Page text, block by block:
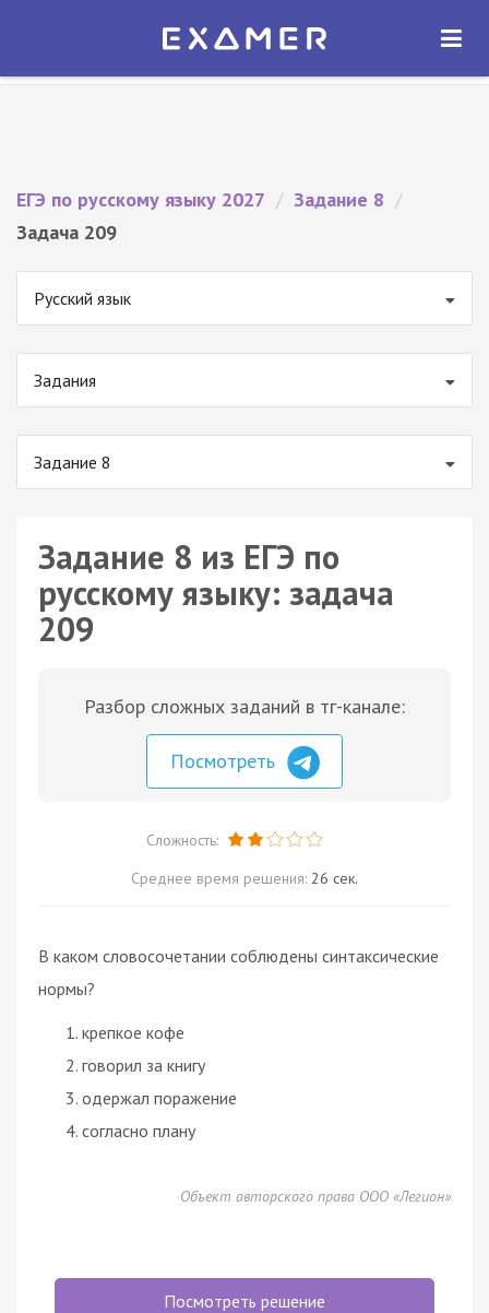
Экзамер — ЕГЭ 2027
ОТКРЫТЬ
ЕГЭ по русскому языку 2027 / Задание 8 /
Задача 209
Русский язык
Задания
Задание 8
Задание 8 из ЕГЭ по
русскому языку: задача
209
Разбор сложных заданий в тг-канале:
Посмотреть
Сложность:
Среднее время решения: 26 сек.
В каком словосочетании соблюдены синтаксические
нормы?
крепкое кофе
говорил за книгу
одержал поражение
согласно плану
Объект авторского права ООО «Легион»
Посмотреть решение